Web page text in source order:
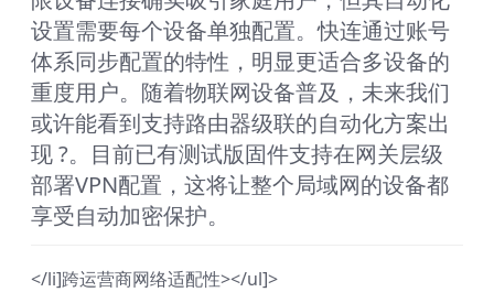
设置需要每个设备单独配置。快连通过账号
体系同步配置的特性，明显更适合多设备的
重度用户。随着物联网设备普及，未来我们
或许能看到支持路由器级联的自动化方案出
现 ?。目前已有测试版固件支持在网关层级
部署VPN配置，这将让整个局域网的设备都
享受自动加密保护。
</li]跨运营商网络适配性></ul]>